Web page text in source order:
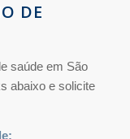
DE
saúde em São
abaixo e solicite